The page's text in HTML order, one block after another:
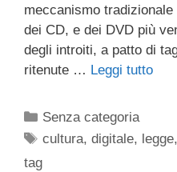
meccanismo
dei CD, e dei DVD più
degli introiti, a patto di
ritenute … Leggi tutto
Categorie
Senza categoria
Tag
cultura,digitale, legge,
tag